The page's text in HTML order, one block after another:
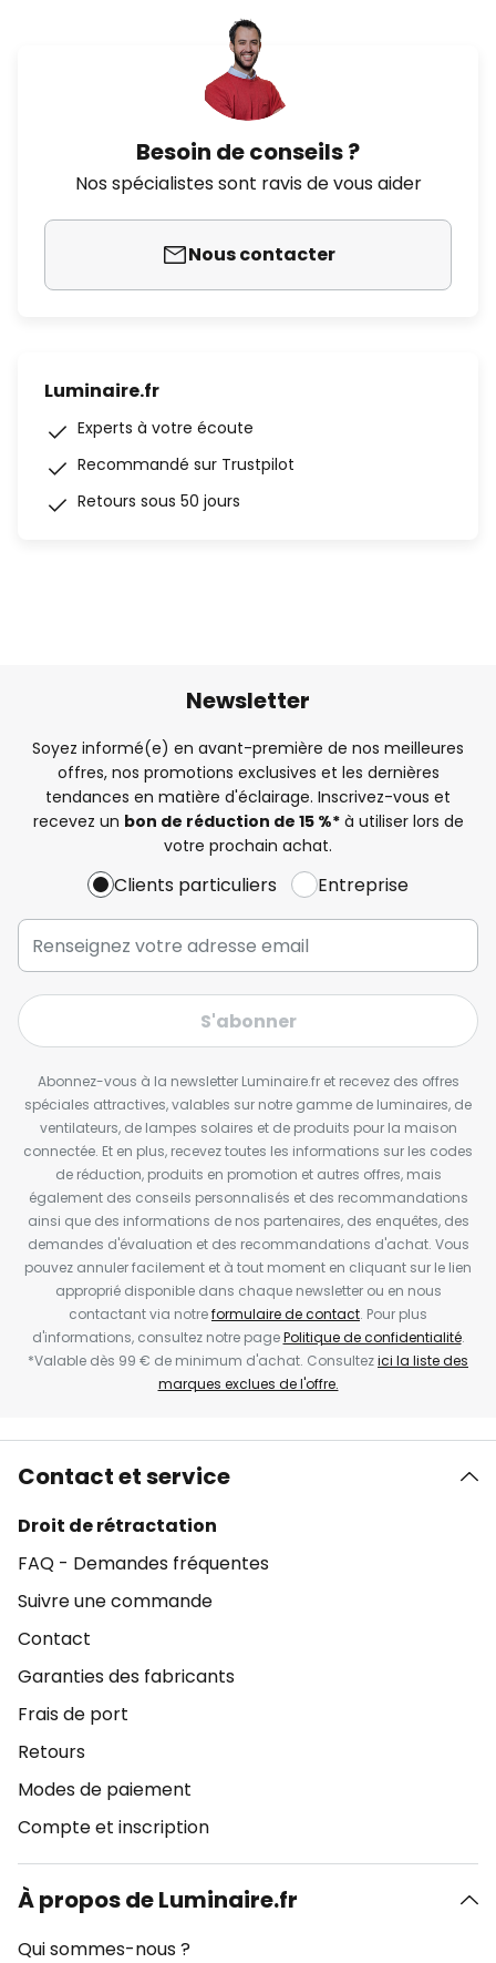
Besoin de conseils ?
Nos spécialistes sont ravis de vous aider
Nous contacter
Luminaire.fr
Experts à votre écoute
Recommandé sur Trustpilot
Retours sous 50 jours
Newsletter
Soyez informé(e) en avant-première de nos meilleures
offres, nos promotions exclusives et les dernières
tendances en matière d'éclairage. Inscrivez-vous et
recevez un bon de réduction de 15 %*à utiliser lors de
votre prochain achat.
Clients particuliers Entreprise
S'abonner
Abonnez-vous à la newsletter Luminaire.fr et recevez des offres
spéciales attractives, valables sur notre gamme de luminaires, de
ventilateurs, de lampes solaires et de produits pour la maison
connectée. Et en plus, recevez toutes les informations sur les codes
de réduction, produits en promotion et autres offres, mais
également des conseils personnalisés et des recommandations
ainsi que des informations de nos partenaires, des enquêtes, des
demandes d'évaluation et des recommandations d'achat. Vous
pouvez annuler facilement et à tout moment en cliquant sur le lien
approprié disponible dans chaque newsletter ou en nous
contactant via notreformulaire de contact. Pour plus
d'informations, consultez notre pagePolitique de confidentialité.
*Valable dès 99 € de minimum d'achat. Consultezici la liste des
marques exclues de l'offre.
Contact et service
Droit de rétractation
FAQ - Demandes fréquentes
Suivre une commande
Contact
Garanties des fabricants
Frais de port
Retours
Modes de paiement
Compte et inscription
À propos de Luminaire.fr
Qui sommes-nous ?